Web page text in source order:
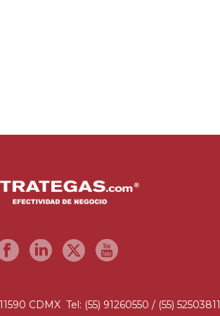
CDMX Tel: (55) 91260550 / (55) 52503811